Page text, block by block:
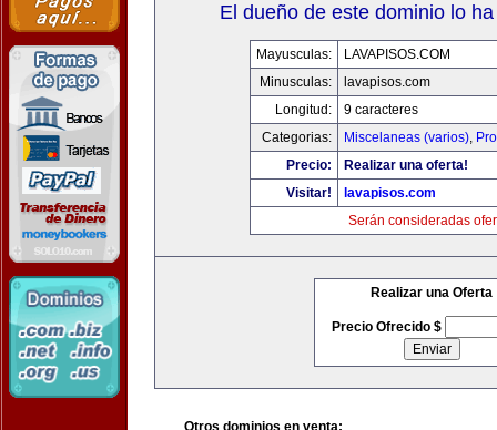
El dueño de este dominio lo
Mayusculas:
LAVAPISOS.COM
Minusculas:
lavapisos.com
Longitud:
9 caracteres
Categorias:
Miscelaneas (varios),
Precio:
Realizar una oferta!
Visitar!
lavapisos.com
Serán consideradas
Realizar una Oferta
Precio Ofrecido $
Otros dominios en venta: